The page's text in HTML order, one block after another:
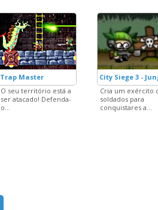
Trap Master
O seu território está a
ser atacado! Defenda-
o...
City Siege 3 -
Cria um exército
soldados para
conquistares a...